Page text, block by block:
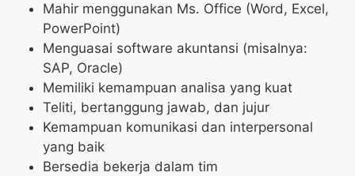
Mahir menggunakan Ms. Office (Word, Excel,
PowerPoint)
Menguasai software akuntansi (misalnya:
SAP, Oracle)
Memiliki kemampuan analisa yang kuat
Teliti, bertanggung jawab, dan jujur
Kemampuan komunikasi dan interpersonal
yang baik
Bersedia bekerja dalam tim